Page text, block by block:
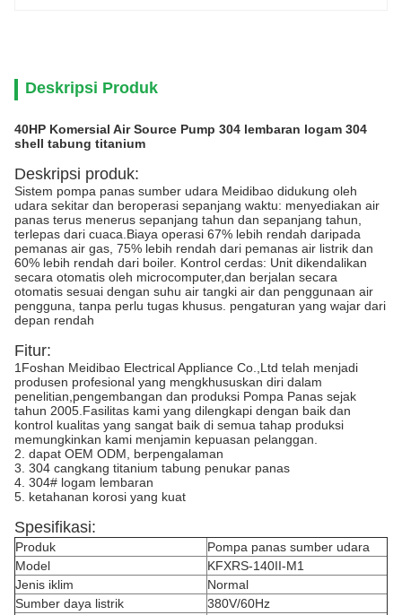
Deskripsi Produk
40HP Komersial Air Source Pump 304 lembaran logam 304
shell tabung titanium
Deskripsi produk:
Sistem pompa panas sumber udara Meidibao didukung oleh
udara sekitar dan beroperasi sepanjang waktu: menyediakan air
panas terus menerus sepanjang tahun dan sepanjang tahun,
terlepas dari cuaca.Biaya operasi 67% lebih rendah daripada
pemanas air gas, 75% lebih rendah dari pemanas air listrik dan
60% lebih rendah dari boiler. Kontrol cerdas: Unit dikendalikan
secara otomatis oleh microcomputer,dan berjalan secara
otomatis sesuai dengan suhu air tangki air dan penggunaan air
pengguna, tanpa perlu tugas khusus. pengaturan yang wajar dari
depan rendah
Fitur:
1Foshan Meidibao Electrical Appliance Co.,Ltd telah menjadi
produsen profesional yang mengkhususkan diri dalam
penelitian,pengembangan dan produksi Pompa Panas sejak
tahun 2005.Fasilitas kami yang dilengkapi dengan baik dan
kontrol kualitas yang sangat baik di semua tahap produksi
memungkinkan kami menjamin kepuasan pelanggan.
2. dapat OEM ODM, berpengalaman
3. 304 cangkang titanium tabung penukar panas
4. 304# logam lembaran
5. ketahanan korosi yang kuat
Spesifikasi:
Produk
Pompa panas sumber udara
Model
KFXRS-140II-M1
Jenis iklim
Normal
Sumber daya listrik
380V/60Hz